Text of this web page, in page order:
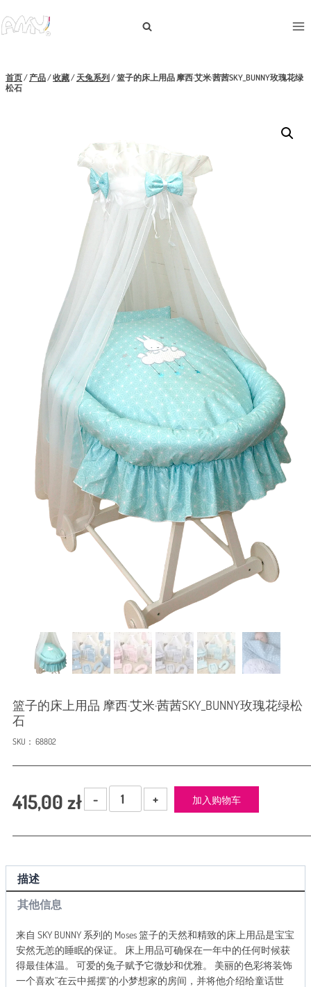
到
内
首页/ 产品/收藏/ 天兔系列 /篮子的床上用品 摩西·艾米·茜茜SKY_BUNNY玫瑰花绿
松石
篮子的床上用品 摩西·艾米·茜茜SKY_BUNNY玫瑰花绿松
石
SKU： 68802
415,00zł
床
用
·
艾
米
·
加入购物车
描述
其他信息
来自 SKY BUNNY 系列的 Moses 篮子的天然和精致的床上用品是宝宝
安然无恙的睡眠的保证。 床上用品可确保在一年中的任何时候获
得最佳体温。 可爱的兔子赋予它微妙和优雅。 美丽的色彩将装饰
一个喜欢”在云中摇摆”的小梦想家的房间，并将他介绍给童话世